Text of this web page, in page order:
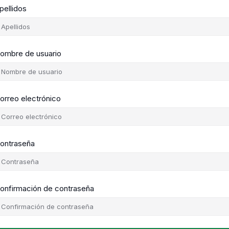
de usuario
electrónico
de contraseña